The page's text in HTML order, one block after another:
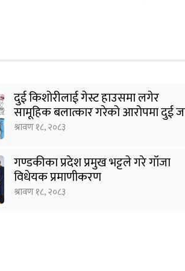
दुई किशोरीलाई गेस्ट हाउसमा लगेर
सामूहिक बलात्कार गरेको आरोपमा दुई
पक्राउ
श्रावण १८, २०८३
गण्डकीका प्रदेश प्रमुख भट्टले गरे गाँजा
विधेयक प्रमाणीकरण
श्रावण १८, २०८३